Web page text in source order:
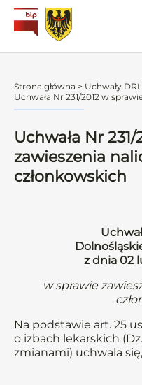
Strona główna > Uchwały
Uchwała Nr 231/2012 w
Uchwała Nr
zawieszenia
członkowskich
z dnia 02
w sprawie
Na podstawie art. 25
o izbach lekarskich
zmianami) uchwala